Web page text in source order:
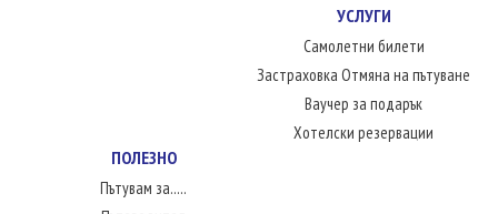
УСЛУГИ
Самолетни билети
Застраховка Отмяна на пътуване
Ваучер за подарък
Хотелски резервации
ПОЛЕЗНО
Пътувам за.....